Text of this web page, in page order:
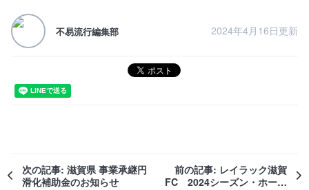
不易流行編集部 2024年4月16日更新
次の記事: 滋賀県 事業承継円
滑化補助金のお知らせ
前の記事: レイラック滋賀
FC 2024シーズン・ホーム